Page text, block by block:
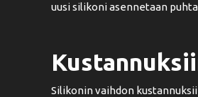
uusi silikoni asennetaan
Silikonin vaihdon